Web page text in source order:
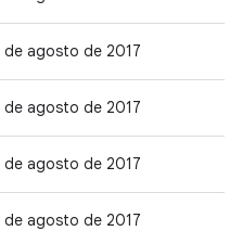
de agosto de 2017
de agosto de 2017
de agosto de 2017
de agosto de 2017